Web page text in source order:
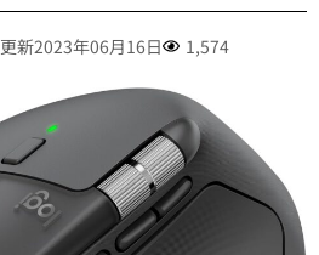
更新2023年06月16日 1,574